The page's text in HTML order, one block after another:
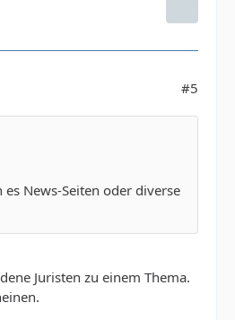
#5
News-Seiten oder diverse
Juristen zu einem Thema.